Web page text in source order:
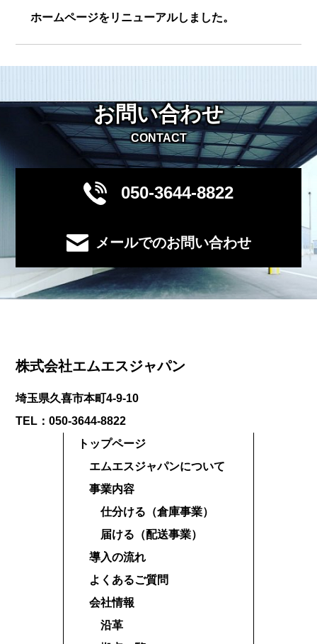
ホームページをリニューアルしました。
お問い合わせ
CONTACT
050-3644-8822
メールでのお問い合わせ
株式会社エムエスジャパン
埼玉県久喜市本町4-9-10
TEL：050-3644-8822
トップページ
エムエスジャパンについて
事業内容
仕分ける（倉庫事業）
届ける（配送事業）
導入の流れ
よくあるご質問
会社情報
沿革